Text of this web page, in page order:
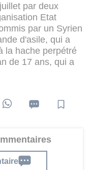
par deux
Etat
par un Syrien
d'asile, qui a
la hache perpétré
de 17 ans, qui a